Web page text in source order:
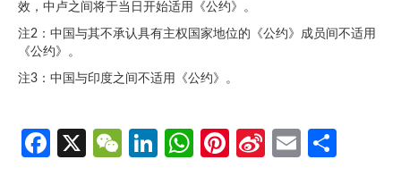
效，中卢之间将于当日开始适用《公约》。
注2：中国与其不承认具有主权国家地位的《公约》成员间不适用
《公约》。
注3：中国与印度之间不适用《公约》。
Fa
X
W
Li
W Pi
Si
E